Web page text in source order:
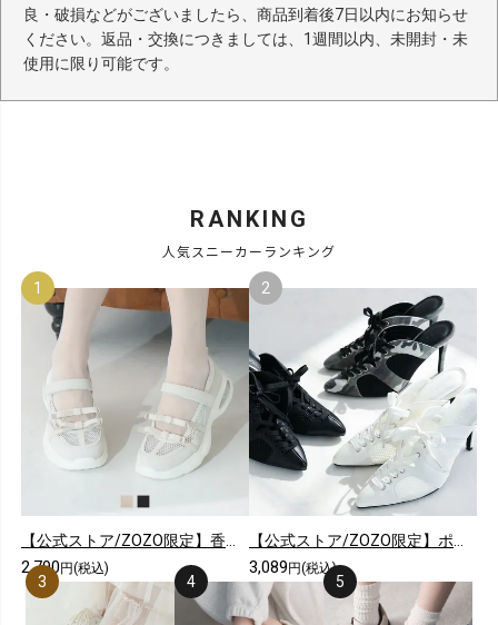
良・破損などがございましたら、商品到着後7日以内にお知らせ
ください。返品・交換につきましては、1週間以内、未開封・未
使用に限り可能です。
RANKING
人気スニーカーランキング
2,790円(税込) 3,089円(税込)